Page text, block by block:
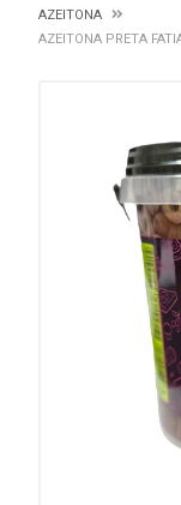
AZEITONA
AZEITONA PRETA